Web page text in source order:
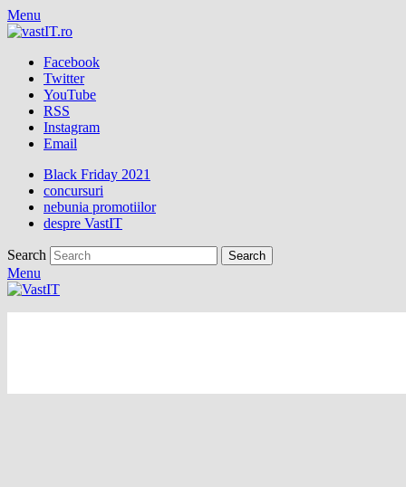
Menu
Facebook
Twitter
YouTube
RSS
Instagram
Email
Black Friday 2021
concursuri
nebunia promotiilor
despre VastIT
Search
Menu